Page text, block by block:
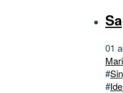
01
#
#